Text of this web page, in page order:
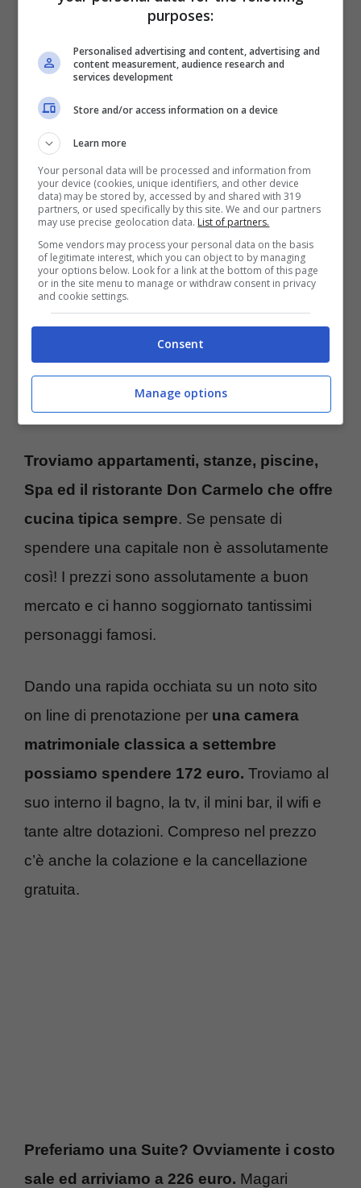
Nella zona di Curtipitrizzi
lembo di terra tra il Mar Ionio e l’Adriatico. A
pochissima distanza dall’aeroporto di
Brindisi, parliamo di circa 20 minuti di
macchina.
Al Bano e Ronn Moss nella tenuta Carrisi (Fonte Instagram
@albano_official) Turiweb.it
Troviamo appartamenti, stanze, piscine,
Spa ed il ristorante Don Carmelo che offre
cucina tipica sempre. Se pensate di
spendere una capitale non è assolutamente
così! I prezzi sono assolutamente a buon
mercato e ci hanno soggiornato tantissimi
personaggi famosi.
Dando una rapida occhiata su un noto sito
on line di prenotazione per una camera
matrimoniale classica a settembre
possiamo spendere 172 euro. Troviamo al
suo interno il bagno, la tv, il mini bar, il wifi e
tante altre dotazioni. Compreso nel prezzo
c’è anche la colazione e la cancellazione
gratuita.
Preferiamo una Suite? Ovviamente i costo
sale ed arriviamo a 226 euro. Magari
purposes:
Personalised advertising and content, advertising and
content measurement, audience research and
services development
Store and/or access information on a device
Learn more
Your personal data will be processed and information from
your device (cookies, unique identifiers, and other device
data) may be stored by, accessed by and shared with 319
partners, or used specifically by this site. We and our partners
may use precise geolocation data. List of partners.
Some vendors may process your personal data on the basis
of legitimate interest, which you can object to by managing
your options below. Look for a link at the bottom of this page
or in the site menu to manage or withdraw consent in privacy
and cookie settings.
Consent
Manage options